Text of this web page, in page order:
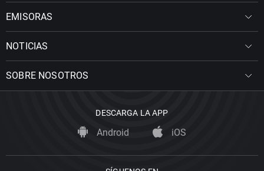
EMISORAS
NOTICIAS
SOBRE NOSOTROS
DESCARGA LA APP
Android iOS